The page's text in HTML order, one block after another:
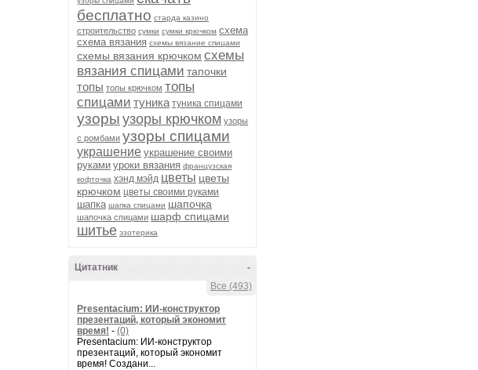
бесплатно старда казино
строительство сумки сумки крючком схема
схема вязания схемы вязание спицами
схемы вязания крючком схемы
вязания спицами тапочки
топы топы крючком топы
спицами туника туника спицами
узоры узоры крючком узоры
с ромбами узоры спицами
украшение украшение своими
руками уроки вязания французская
кофточка хэнд мэйд цветы цветы
крючком цветы своими руками
шапка шапка спицами шапочка
шапочка спицами шарф спицами
шитье эзотерика
-
Цитатник
Все (493)
Presentacium: ИИ‑конструктор
презентаций, который экономит
время! - (0)
Presentacium: ИИ‑конструктор
презентаций, который экономит
время! Создани...